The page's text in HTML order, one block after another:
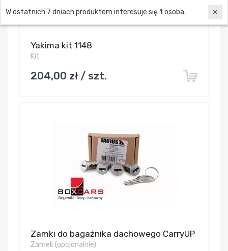
Yakima kit 1148
Kit
204,00 zł / szt.
Zamki do bagażnika dachowego CarryUP
Zamek (opcjonalnie)
W ostatnich 7 dniach produktem interesuje się 1 osoba.